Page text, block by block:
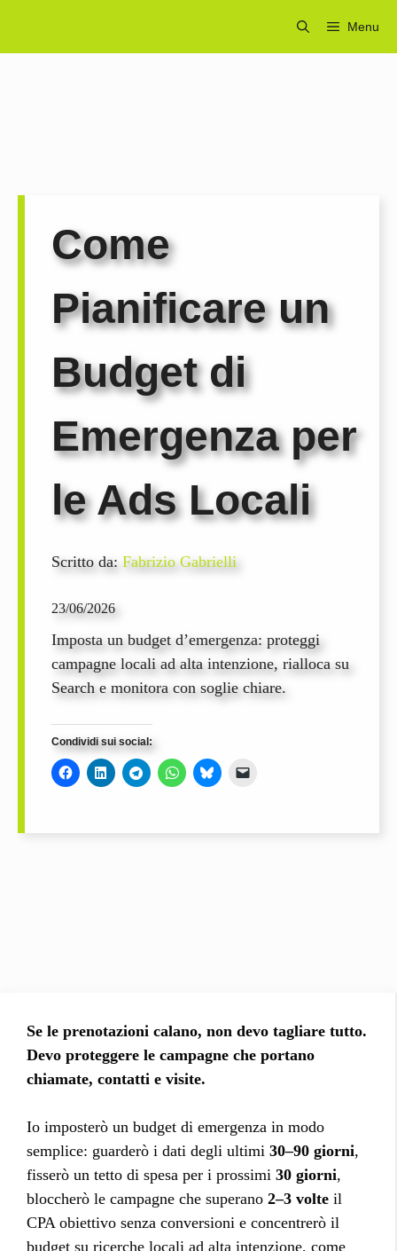
contenuto
Menu
Come
Pianificare un
Budget di
Emergenza per
le Ads Locali
Scritto da: Fabrizio Gabrielli
23/06/2026
Imposta un budget d’emergenza: proteggi
campagne locali ad alta intenzione, rialloca su
Search e monitora con soglie chiare.
Condividi sui social:
Se le prenotazioni calano, non devo tagliare tutto.
Devo proteggere le campagne che portano
chiamate, contatti e visite.
Io imposterò un budget di emergenza in modo
semplice: guarderò i dati degli ultimi 30–90 giorni,
fisserò un tetto di spesa per i prossimi 30 giorni,
bloccherò le campagne che superano 2–3 volte il
CPA obiettivo senza conversioni e concentrerò il
budget su ricerche locali ad alta intenzione, come